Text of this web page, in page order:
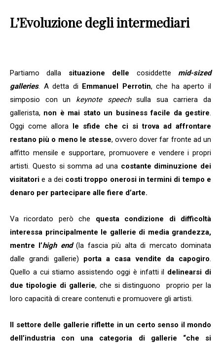
L’Evoluzione degli intermediari
Partiamo dalla situazione delle cosiddette mid-sized
galleries. A detta di Emmanuel Perrotin, che ha aperto il
simposio con un keynote speechsulla sua carriera da
gallerista, non è mai stato un business facile da gestire
Oggi come allora le sfide che ci si trova ad affrontare
restano più o meno le stesse, ovvero dover far fronte ad un
affitto mensile e supportare, promuovere e vendere i propri
artisti. Questo si somma ad una costante diminuzione dei
visitatori e a deicosti troppo onerosi in termini di tempo e
denaro per partecipare alle fiere d’arte.
Va ricordato però che questa condizione di difficoltà
interessa principalmente le gallerie di media grandezza,
mentre l’high end(la fascia più alta di mercato dominata
dalle grandi gallerie) porta a casa vendite da capogiro
Quello a cui stiamo assistendo oggi è infatti il delinearsi di
due tipologie di gallerie, che si distinguono proprio per la
loro capacità di creare contenuti e promuovere gli artisti.
Il settore delle gallerie riflette in un certo senso il mondo
dell’industria con una categoria di gallerie “che si